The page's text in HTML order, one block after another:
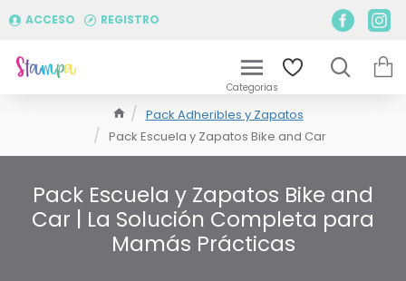
ACCESO REGISTRO
Pack Adheribles y Zapatos
Pack Escuela y Zapatos Bike and Car
Pack Escuela y Zapatos Bike and
Car | La Solución Completa para
Mamás Prácticas